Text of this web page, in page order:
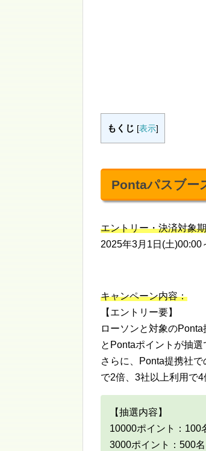
もくじ [表示]
Pontaパスブー
エントリー・決済対象
2025年3月1日(土)00:00
キャンペーン内容：
【エントリー要】
ローソンと対象の
とPontaポイントが抽選
さらに、Ponta提携社
で2倍、3社以上利用で
【抽選内容】
10000ポイント：100
3000ポイント：500名